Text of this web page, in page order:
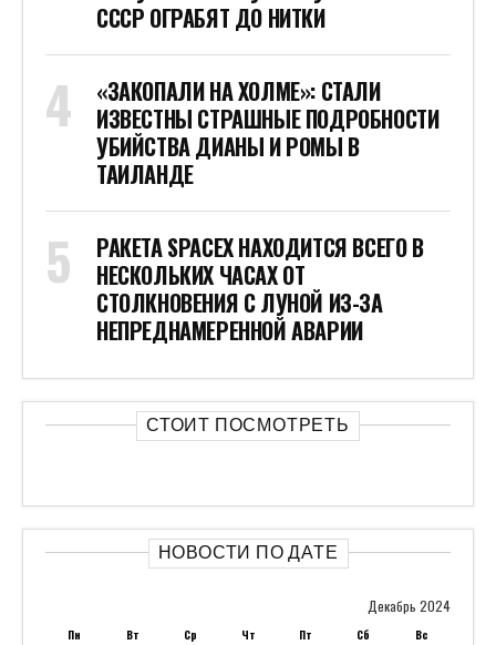
СССР ОГРАБЯТ ДО НИТКИ
«ЗАКОПАЛИ НА ХОЛМЕ»: СТАЛИ
ИЗВЕСТНЫ СТРАШНЫЕ ПОДРОБНОСТИ
УБИЙСТВА ДИАНЫ И РОМЫ В
ТАИЛАНДЕ
РАКЕТА SPACEX НАХОДИТСЯ ВСЕГО В
НЕСКОЛЬКИХ ЧАСАХ ОТ
СТОЛКНОВЕНИЯ С ЛУНОЙ ИЗ-ЗА
НЕПРЕДНАМЕРЕННОЙ АВАРИИ
СТОИТ ПОСМОТРЕТЬ
НОВОСТИ ПО ДАТЕ
Декабрь 2024
Пн Вт Ср Чт Пт Сб Вс